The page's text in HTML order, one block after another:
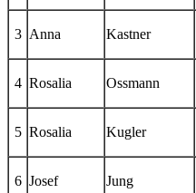
3 Anna Kastner
4 Rosalia Ossmann
5 Rosalia Kugler
6 Josef Jung